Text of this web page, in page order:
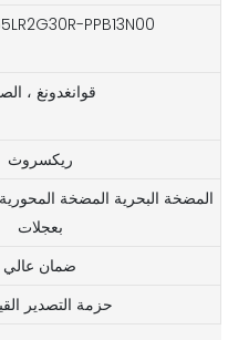
PPB13N00
قوانغدونغ ،
ريكسروث
بعجلات
ضمان عالي
حزمة التصدير